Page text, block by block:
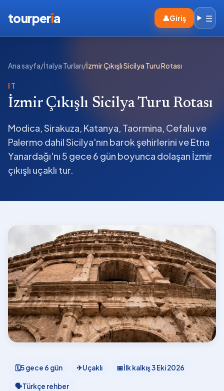
tourperia 👤Giriş ☰
Ana sayfa/İtalya Turları/İzmir Çıkışlı Sicilya Turu Rotası
IT
İzmir Çıkışlı Sicilya Turu Rotası
Modica, Sirakuza, Katanya, Taormina, Cefalu ve
Palermo dahil Sicilya'nın barok şehirlerini ve Etna
Yanardağı'nı 5 gece 6 gün boyunca dolaşan İzmir
çıkışlı uçaklı tur.
🗓5 gece 6 gün ✈Uçaklı 📅İlk kalkış3 Eki 2026
🗣Türkçe rehber